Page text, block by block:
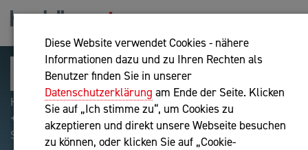
Diese Website verwendet Cookies - nähere
Informationen dazu und zu Ihren Rechten als
Benutzer finden Sie in unserer
Datenschutzerklärung am Ende der Seite. Klicken
Sie auf „Ich stimme zu“, um Cookies zu
akzeptieren und direkt unsere Webseite besuchen
zu können, oder klicken Sie auf „Cookie-
Hilfreiche Suchparameter: Begriff einschließen:
+webshop, Begriff ausschließen: -webshop, Exakter
Suchbegriff: "internet of things"